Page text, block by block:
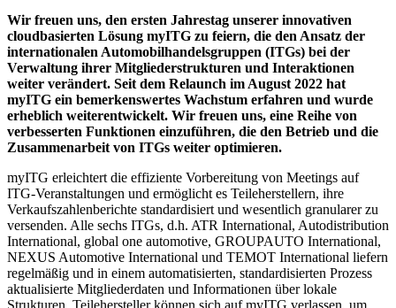
Wir freuen uns, den ersten Jahrestag unserer innovativen
cloudbasierten Lösung myITG zu feiern, die den Ansatz der
internationalen Automobilhandelsgruppen (ITGs) bei der
Verwaltung ihrer Mitgliederstrukturen und Interaktionen
weiter verändert. Seit dem Relaunch im August 2022 hat
myITG ein bemerkenswertes Wachstum erfahren und wurde
erheblich weiterentwickelt. Wir freuen uns, eine Reihe von
verbesserten Funktionen einzuführen, die den Betrieb und die
Zusammenarbeit von ITGs weiter optimieren.
myITG erleichtert die effiziente Vorbereitung von Meetings auf
ITG-Veranstaltungen und ermöglicht es Teileherstellern, ihre
Verkaufszahlenberichte standardisiert und wesentlich granularer zu
versenden. Alle sechs ITGs, d.h. ATR International, Autodistribution
International, global one automotive, GROUPAUTO International,
NEXUS Automotive International und TEMOT International liefern
regelmäßig und in einem automatisierten, standardisierten Prozess
aktualisierte Mitgliederdaten und Informationen über lokale